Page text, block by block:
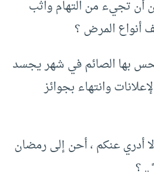
أن تجيء من التهام واثب
أنواع المرض ؟
بها الصائم في شهر يجسد
وانتهاء بجوائز
أدري عنكم ، أحن إلى رمضان
.. ؟